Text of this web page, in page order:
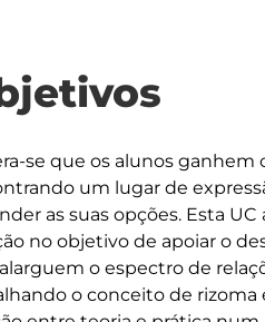
se que os alunos ganhem
um lugar de
as suas opções. Esta
no objetivo de apoiar o
o espectro de
o conceito de